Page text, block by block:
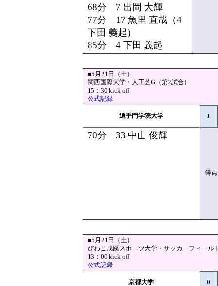
68分 7 出岡 大輝
77分 17 魚里 直哉（4
下田 義起）
85分 4 下田 義起
■5月21日（土）
関西国際大学・人工芝G（第2試合）
15：30 kick off
公式記録
追手門学院大学 1
70分 33 中山 俊輝
得
■5月21日（土）
びわこ成蹊スポーツ大学・サッカーフィール
13：00 kick off
公式記録
京都大学 0